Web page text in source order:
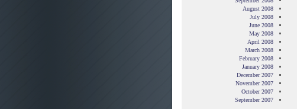
August 2008
July 2008
June 2008
May 2008
April 2008
March 2008
February 2008
January 2008
December 2007
November 2007
October 2007
September 2007